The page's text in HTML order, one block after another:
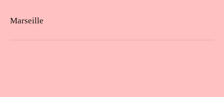
Marseille